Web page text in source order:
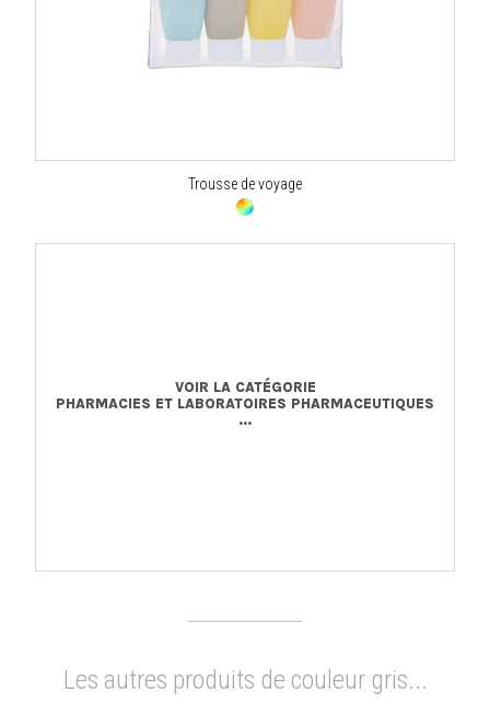
Trousse de voyage
VOIR LA CATÉGORIE
PHARMACIES ET LABORATOIRES PHARMACEUTIQUES
...
Les autres produits de couleur gris...